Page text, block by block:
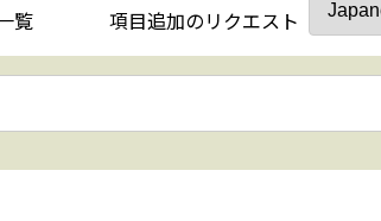
覧 項目追加のリクエスト